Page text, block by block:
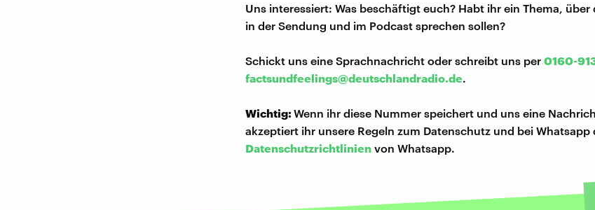
Uns interessiert: Was beschäftigt euch? Habt ihr ein Thema,
in der Sendung und im Podcast sprechen sollen?
Schickt uns eine Sprachnachricht oder schreibt uns per 0160-
factsundfeelings@deutschlandradio.de.
Wichtig:Wenn ihr diese Nummer speichert und uns eine
akzeptiert ihr unsere Regeln zum Datenschutz und bei Whatsapp
Datenschutzrichtlinien von Whatsapp.